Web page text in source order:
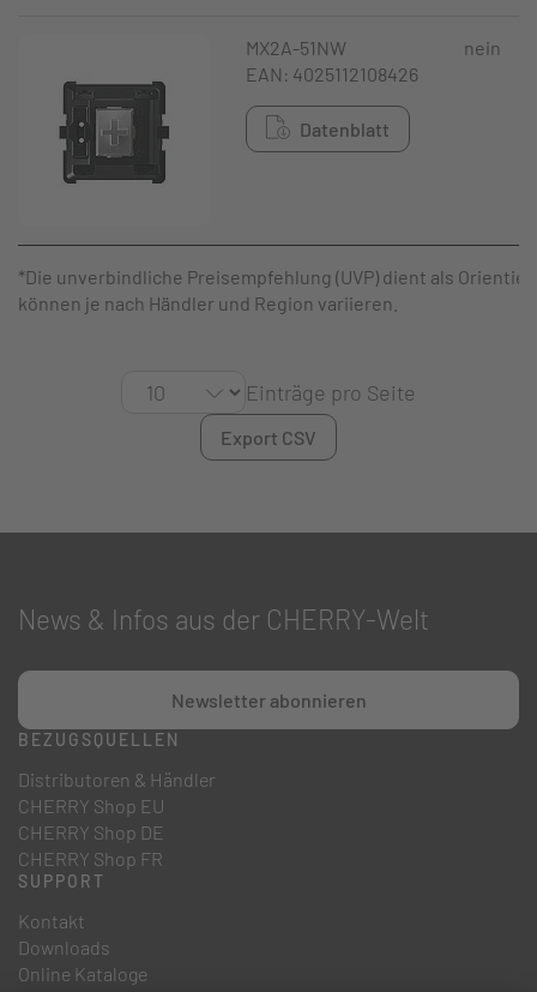
MX2A-51NW
EAN: 4025112108426
Datenblatt
nein
*Die unverbindliche Preisempfehlung (UVP) dient als
können je nach Händler und Region variieren.
Einträge pro Seite
Export CSV
News & Infos aus der CHERRY-Welt
Newsletter abonnieren
BEZUGSQUELLEN
Distributoren & Händler
CHERRY Shop EU
CHERRY Shop DE
CHERRY Shop FR
SUPPORT
Kontakt
Downloads
Online Kataloge